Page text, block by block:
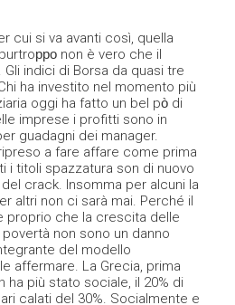
cui si va avanti così, quella
ppo non è vero che il
indici di Borsa da quasi tre
ha investito nel momento più
oggi ha fatto un bel pò di
imprese i profitti sono in
guadagni dei manager.
a fare affare come prima
i titoli spazzatura son di nuovo
crack. Insomma per alcuni la
altri non ci sarà mai. Perché il
proprio che la crescita delle
non sono un danno
del modello
affermare. La Grecia, prima
ha più stato sociale, il 20% di
calati del 30%. Socialmente e